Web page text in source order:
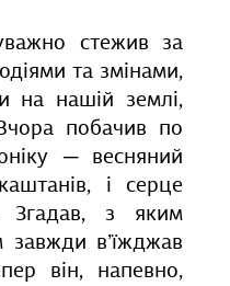
стежив за
та змінами,
на нашій землі,
побачив по
─ весняний
і серце
Згадав, з яким
в’їжджав
він, напевно,